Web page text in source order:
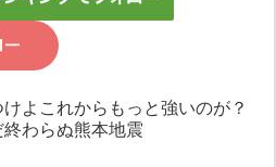
よこれからもっと強いのが？
終わらぬ熊本地震